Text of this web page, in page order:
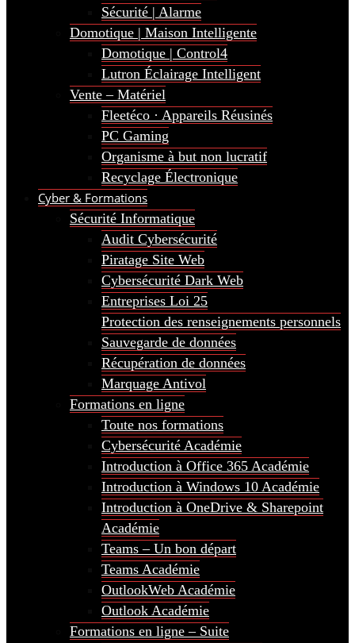
Sécurité | Alarme
Domotique | Maison Intelligente
Domotique | Control4
Lutron Éclairage Intelligent
Vente – Matériel
Fleetéco · Appareils Réusinés
PC Gaming
Organisme à but non lucratif
Recyclage Électronique
Cyber & Formations
Sécurité Informatique
Audit Cybersécurité
Piratage Site Web
Cybersécurité Dark Web
Entreprises Loi 25
Protection des renseignements personnels
Sauvegarde de données
Récupération de données
Marquage Antivol
Formations en ligne
Toute nos formations
Cybersécurité Académie
Introduction à Office 365 Académie
Introduction à Windows 10 Académie
Introduction à OneDrive & Sharepoint
Académie
Teams – Un bon départ
Teams Académie
OutlookWeb Académie
Outlook Académie
Formations en ligne – Suite